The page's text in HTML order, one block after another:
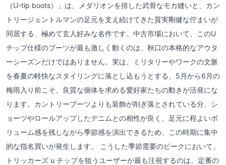
（U-tip boots）」は、メダリオンを排した武骨なモカ縫いと、カン
トリージェントルマンの足元を支え続けてきた質実剛健な佇まいが
同居する、極めて玄人好みな名作です。中古市場において、このU
チップ仕様のブーツが最も激しく動くのは、秋口の本格的なアウタ
ーシーズンだけではありません。実は、ミリタリーやワークの文脈
を春夏の軽快なスタイリングに落とし込もうとする、5月から6月の
梅雨入り前こそ、良質な個体を求める愛好家たちの動きが活発にな
ります。カントリーブーツよりも装飾が削ぎ落とされている分、シ
ョーツやロールアップしたデニムとの相性が良く、足元に程よいボ
リューム感を残しながら季節感を演出できるため、この時期に集中
的な指名買いが発生します。 こうした季節需要のピークにおいて、
トリッカーズ u チップを狙うユーザーが最も注視するのは、定番の